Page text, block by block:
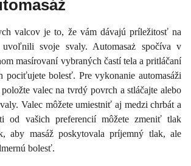
valcov je to, že vám dávajú príležitosť na
svoje svaly. Automasaż spočíva v
masírovaní vybraných častí tela a pritláčaní
pociťujete bolesť. Pre vykonanie automasáži
valec na tvrdý povrch a stláčajte alebo
Valec môžete umiestniť aj medzi chrbát a
od vašich preferencií môžete zmeniť tlak
aby masáž poskytovala príjemný tlak, ale
bolesť.